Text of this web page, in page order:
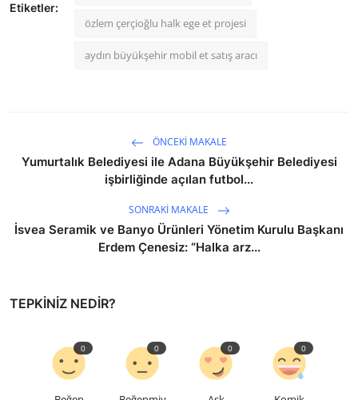
Etiketler:
özlem çerçioğlu halk ege et projesi
aydın büyükşehir mobil et satış aracı
ÖNCEKI MAKALE
Yumurtalık Belediyesi ile Adana Büyükşehir Belediyesi
işbirliğinde açılan futbol...
SONRAKI MAKALE
İsvea Seramik ve Banyo Ürünleri Yönetim Kurulu Başkanı
Erdem Çenesiz: “Halka arz...
TEPKINIZ NEDIR?
0 0 0 0